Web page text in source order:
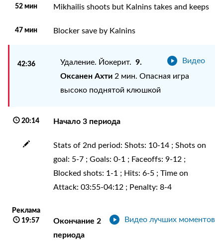
52 мин Mikhailis shoots but Kalnins takes and keeps
47 мин Blocker save by Kalnins
42:36 Видео
Удаление. Йокерит. 9.
Оксанен Ахти2 мин. Опасная игра
высоко поднятой клюшкой
20:14 Начало 3 периода
Stats of 2nd period: Shots: 10-14 ; Shots on
goal: 5-7 ; Goals: 0-1 ; Faceoffs: 9-12 ;
Blocked shots: 1-1 ; Hits: 6-5 ; Time on
Attack: 03:55-04:12 ; Penalty: 8-4
Реклама
19:57
Видео лучших моментов
Окончание 2
периода